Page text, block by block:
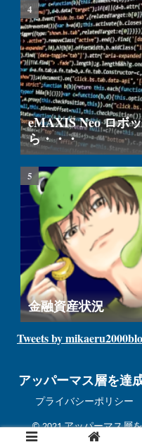
eMAXIS Neo ロボ
ら・・・
金融資産状況
Tweets by
アッパーマス層を達
プライバシーポリシー
© 2021 アッパーマス層